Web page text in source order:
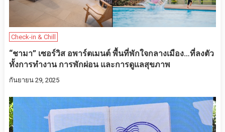
Check-in & Chill
“ชามา” เซอร์วิส อพาร์ตเมนต์ พื้นที่พักใจกลางเมือง…ที่ลงตัว
ทั้งการทำงาน การพักผ่อน และการดูแลสุขภาพ
กันยายน 29, 2025